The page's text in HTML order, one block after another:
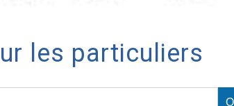
les particuliers